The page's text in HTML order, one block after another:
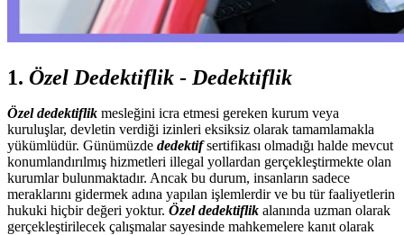
1. Özel Dedektiflik - Dedektiflik
Özel dedektiflik mesleğini icra etmesi gereken kurum veya
kuruluşlar, devletin verdiği izinleri eksiksiz olarak tamamlamakla
yükümlüdür. Günümüzde dedektifsertifikası olmadığı halde mevcut
konumlandırılmış hizmetleri illegal yollardan gerçekleştirmekte olan
kurumlar bulunmaktadır. Ancak bu durum, insanların sadece
meraklarını gidermek adına yapılan işlemlerdir ve bu tür faaliyetlerin
hukuki hiçbir değeri yoktur. Özel dedektiflik alanında uzman olarak
gerçekleştirilecek çalışmalar sayesinde mahkemelere kanıt olarak